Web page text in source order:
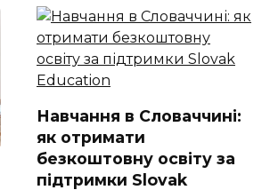
Навчання в Словаччині:
як отримати
безкоштовну освіту за
підтримки Slovak